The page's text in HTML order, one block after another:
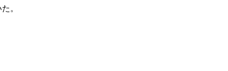
。